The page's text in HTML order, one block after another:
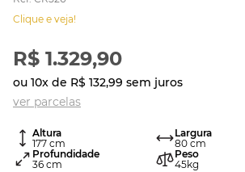
Clique e veja!
R$ 1.329,90
ou 10x de R$ 132,99 sem juros
ver parcelas
Altura
177 cm
Largura
80 cm
Profundidade
36 cm
Peso
45kg